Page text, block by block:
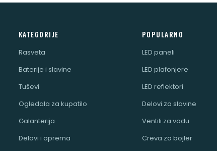
KATEGORIJE
Rasveta
Baterije i slavine
Tuševi
Ogledala za kupatilo
Galanterija
Delovi i oprema
POPULARNO
LED paneli
LED plafonjere
LED reflektori
Delovi za slavine
Ventili za vodu
Creva za bojler